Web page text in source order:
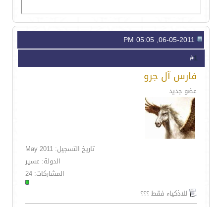
1
فارس آل جرو
عضو جديد
تاريخ التسجيل: May 2011
الدولة: عسير
المشاركات: 24
للاذكياء فقط ؟؟؟